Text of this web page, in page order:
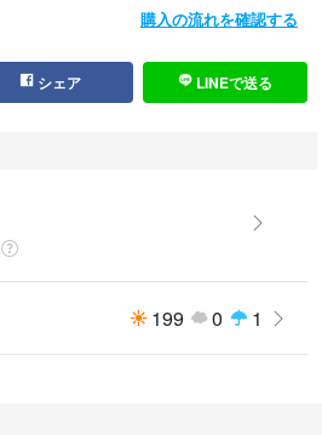
購入の流れを確認する
シェア LINEで送る
199 0 1